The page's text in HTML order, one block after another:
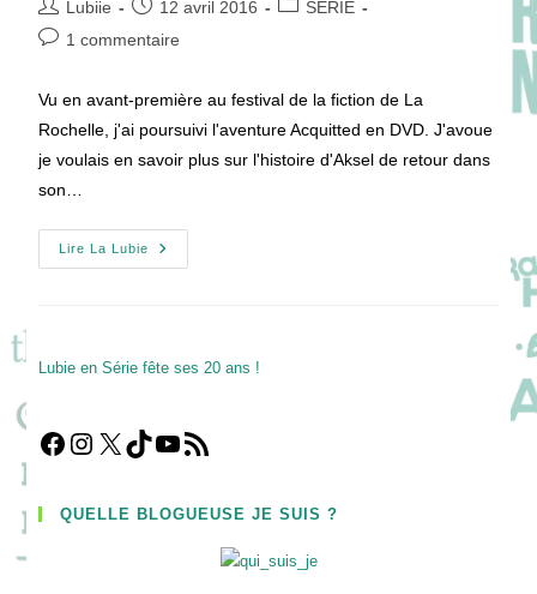
Auteur/autrice
de
Lubiie
Publication
publiée :
12 avril 2016
PostSÉRIE
Commentaires
1 commentaire
Vu en avant-première au festival de la fiction de La
Rochelle, j'ai poursuivi l'aventure Acquitted en DVD. J'avoue
je voulais en savoir plus sur l'histoire d'Aksel de retour dans
son…
Lire La Lubie
Acquitted
Saison
Toujours
Lubie en Série fête ses 20 ans !
Facebook
Instagram
X TikTokYouTube
Flux RSS
QUELLE BLOGUEUSE JE SUIS ?